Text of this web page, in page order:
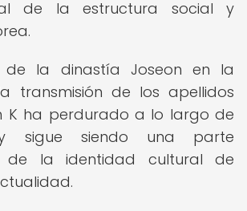
de la estructura social y
de la dinastía Joseon en la
transmisión de los apellidos
K ha perdurado a lo largo de
sigue siendo una parte
de la identidad cultural de